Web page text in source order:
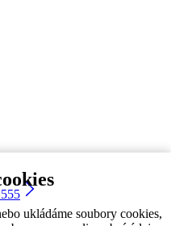
ukládáme soubory cookies,